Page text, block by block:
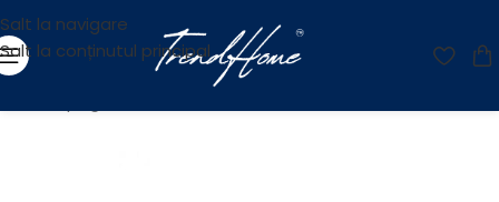
Salt la navigare
Salt la conținutul principal